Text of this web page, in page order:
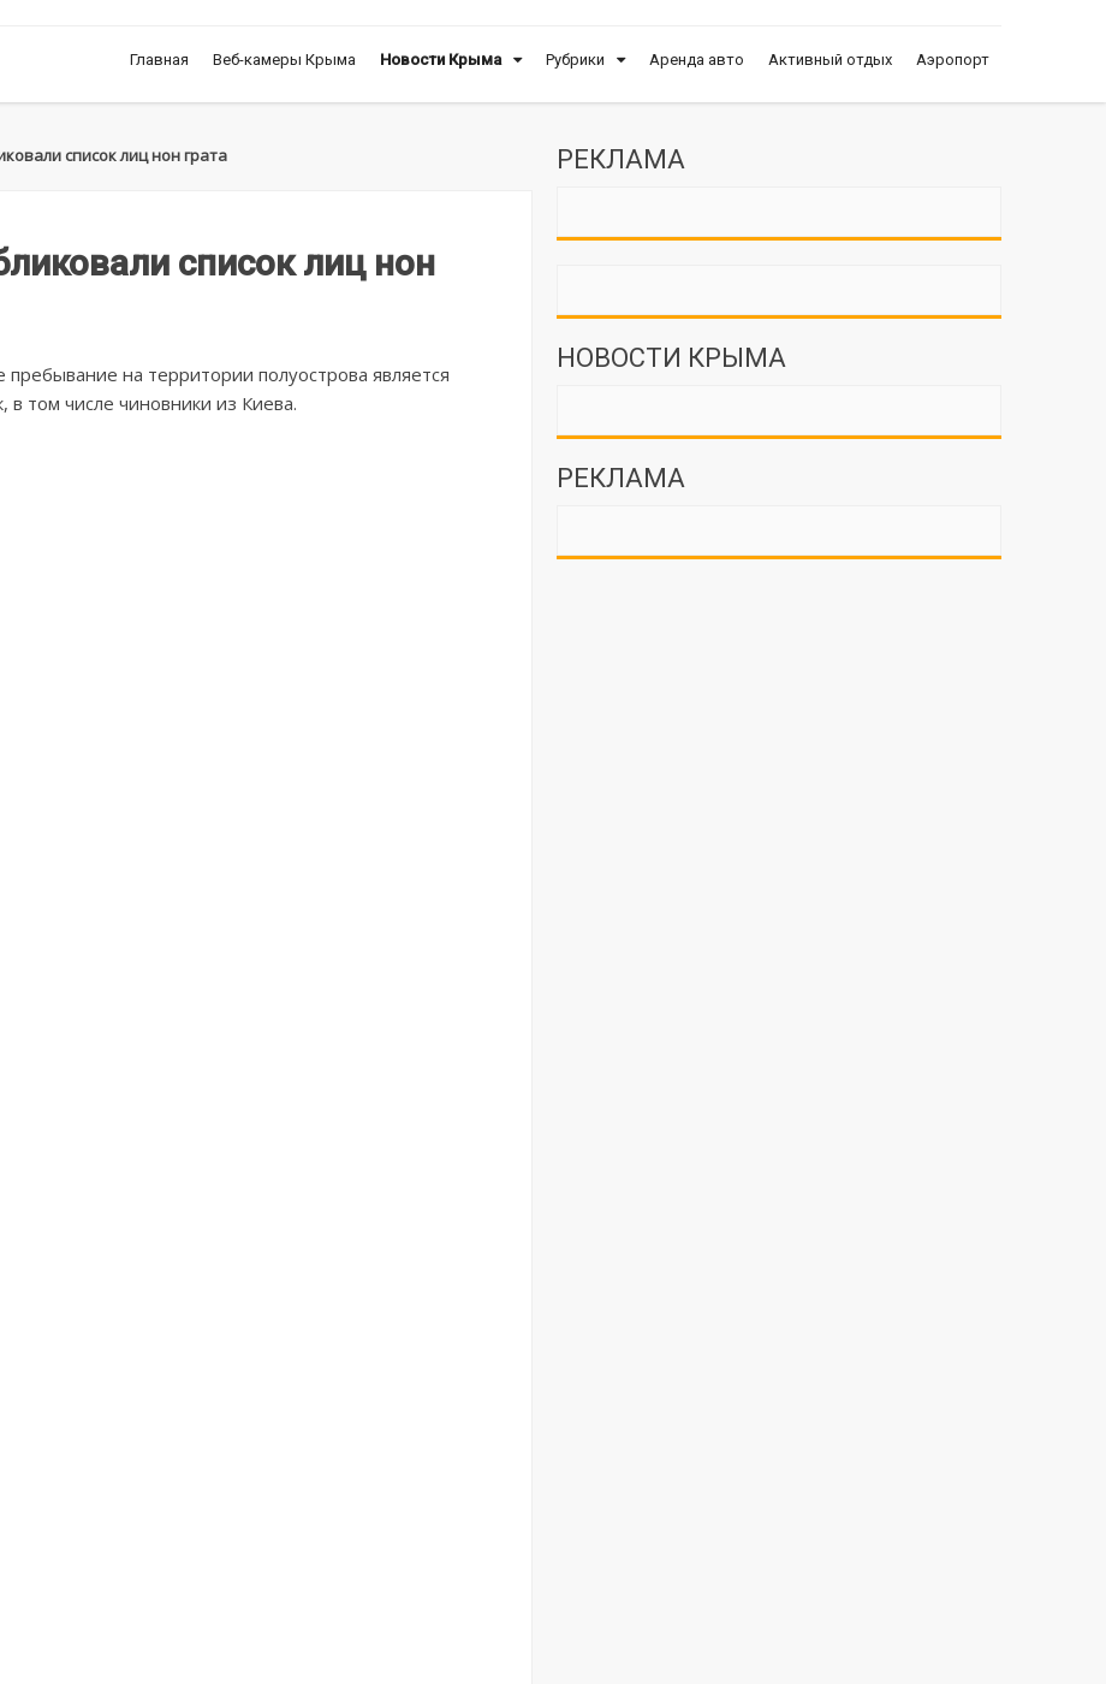
Главная Веб-камеры Крыма Новости Крыма Рубрики Аренда авто Активный отдых Аэропорт
список лиц нон грата
список лиц нон
на территории полуострова является
том числе чиновники из Киева.
РЕКЛАМА
НОВОСТИ КРЫМА
РЕКЛАМА